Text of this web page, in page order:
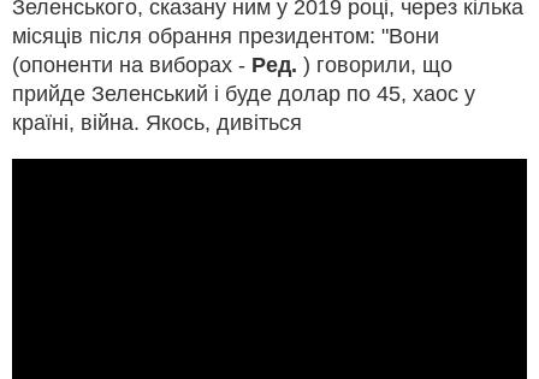
Зеленського, сказану ним у 2019 році, через кілька
місяців після обрання президентом: "Вони
(опоненти на виборах - Ред. ) говорили, що
прийде Зеленський і буде долар по 45, хаос у
країні, війна. Якось, дивіться